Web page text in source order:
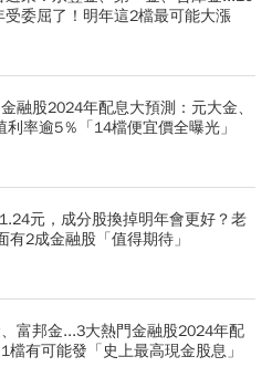
委屈了！明年這2檔最可能大漲
融股2024年配息大預測：元大金、
率逾5％「14檔便宜價全曝光」
元，成分股換掉明年會更好？老
有2成金融股「值得期待」
富邦金...3大熱門金融股2024年配
檔有可能發「史上最高現金股息」